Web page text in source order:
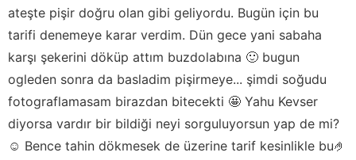
ateşte pişir doğru olan gibi geliyordu. Bugün için bu
tarifi denemeye karar verdim. Dün gece yani sabaha
karşı şekerini döküp attım buzdolabına 🙂 bugun
ogleden sonra da basladim pişirmeye... şimdi soğudu
fotograflamasam birazdan bitecekti 🤩 Yahu Kevser
diyorsa vardır bir bildiği neyi sorguluyorsun yap de mi?
☺️ Bence tahin dökmesek de üzerine tarif kesinlikle bu🤌